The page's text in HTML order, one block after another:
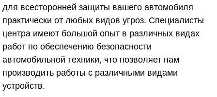
для всесторонней защиты вашего автомобиля
практически от любых видов угроз. Специалисты
центра имеют большой опыт в различных видах
работ по обеспечению безопасности
автомобильной техники, что позволяет нам
производить работы с различными видами
устройств.